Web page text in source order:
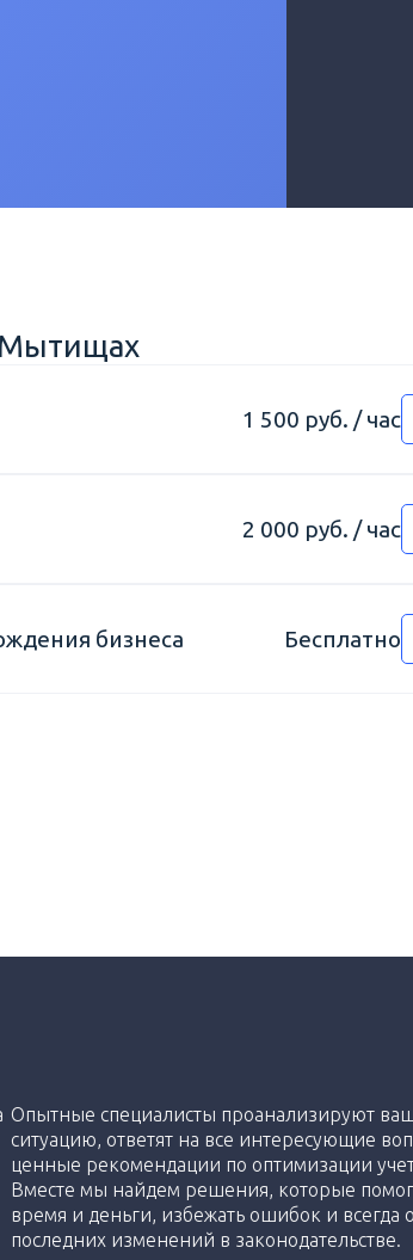
1 500 руб. / час
2 000 руб. / час
бизнеса Бесплатно
Опытные специалисты проанализируют
ситуацию, ответят на все интересующие
ценные рекомендации по оптимизации
Вместе мы найдем решения, которые
время и деньги, избежать ошибок и всегда
последних изменений в законодательстве.